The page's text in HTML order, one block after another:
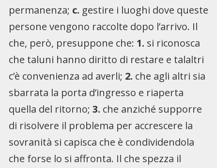
permanenza; c. gestire i luoghi dove queste
persone vengono raccolte dopo l’arrivo. Il
che, però, presuppone che: 1. si riconosca
che taluni hanno diritto di restare e talaltri
c’è convenienza ad averli; 2. che agli altri sia
sbarrata la porta d’ingresso e riaperta
quella del ritorno; 3. che anziché supporre
di risolvere il problema per accrescere la
sovranità si capisca che è condividendola
che forse lo si affronta. Il che spezza il